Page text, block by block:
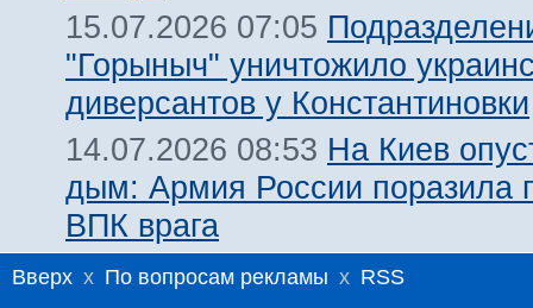
15.07.2026 07:05
"Горыныч" уничтожило
диверсантов у Константиновки
14.07.2026 08:53 На Киев
дым: Армия России поразила
ВПК врага
Вверх x По вопросам рекламы x RSS